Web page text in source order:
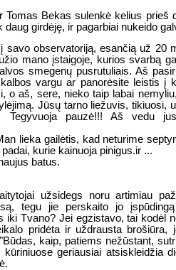
Tomas Bekas sulenkė kelius prieš
daug girdėję, ir pagarbiai nukeido
savo observatoriją, esančią už 20
mano įstaigoje, kurios svarbą
smegenų pusrutuliais. Aš
vargu ar panorėsite leistis į
o aš, sere, nieko taip labai
Jūsų tarno liežuvis, tikiuosi,
Tegyvuoja pauzė!!! Aš vedu
lieka gailėtis, kad neturime
kurie kainuoja pinigus.ir ...
batus.
užsidegs noru artimiau
tegu jie perskaito jo
iki Tvano? Jei egzistavo, tai kodėl
pridėta ir uždrausta brošiūra,
kaip, patiems nežūstant,
kūriniuose geriausiai atsiskleidžia